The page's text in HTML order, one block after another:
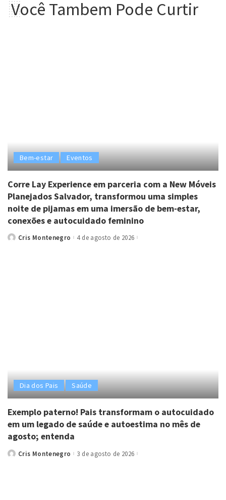
Você Tambem Pode Curtir
Bem-estar Eventos
Corre Lay Experience em parceria com a New Móveis
Planejados Salvador, transformou uma simples
noite de pijamas em uma imersão de bem-estar,
conexões e autocuidado feminino
PostedCris Montenegro 4 de agosto de 2026
Dia dos Pais Saúde
Exemplo paterno! Pais transformam o autocuidado
em um legado de saúde e autoestima no mês de
agosto; entenda
PostedCris Montenegro 3 de agosto de 2026